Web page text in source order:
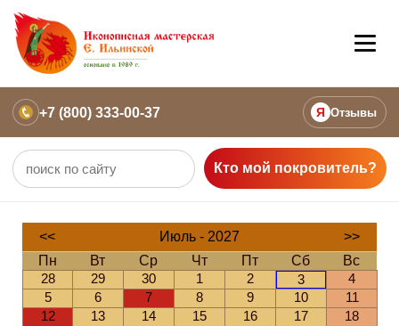
+7 (800) 333-00-37 Я Отзывы
Кто мой покровитель?
<< Июль - 2027
>>
Пн
Вт Ср Чт Пт Сб
Вс
28
29 30 1 2 3
4
5
6 7 8 9 10
11
12
13 14 15 16 17
18